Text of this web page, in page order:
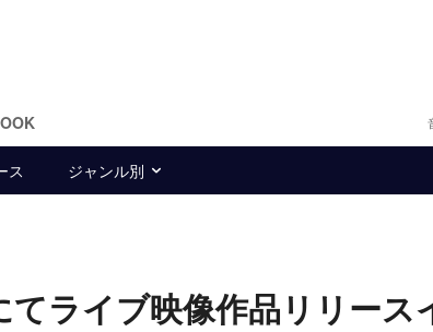
ス ジャンル別
ライブ映像作品リリース